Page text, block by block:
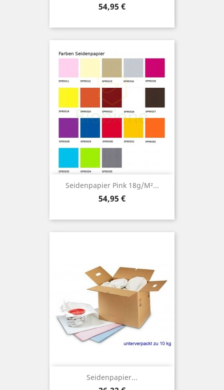
Preis
54,95 €
Seidenpapier Pink 18g/m²...
Preis
54,95 €
Seidenpapier...